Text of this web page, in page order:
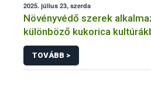
2025. július 23, szerda
Növényvédő szerek
különböző kukorica
TOVÁBB >